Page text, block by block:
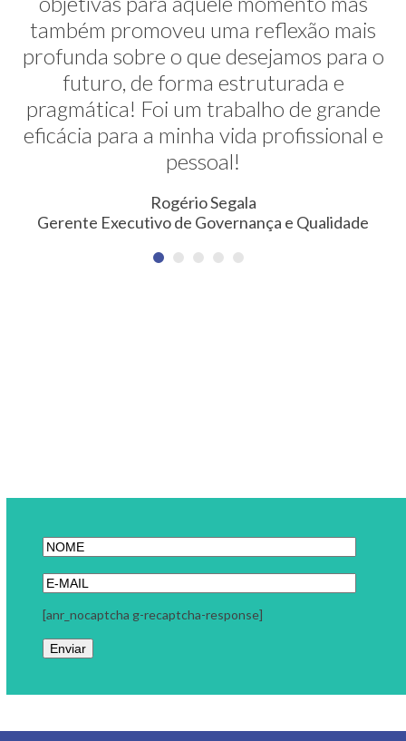
também promoveu uma reflexão mais
profunda sobre o que desejamos para o
futuro, de forma estruturada e
pragmática! Foi um trabalho de grande
eficácia para a minha vida profissional e
pessoal!
Rogério Segala
Gerente Executivo de Governança e Qualidade
agradecimentos!
Erica Rodrigues
Consultora em Qualidade, Meio Ambiente, Saúde e
Segurança do Trabalho